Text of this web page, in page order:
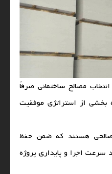
مصالح ساختمانی صرفاً
از استراتژی موفقیت
هستند که ضمن حفظ
سرعت اجرا و پایداری پروژه